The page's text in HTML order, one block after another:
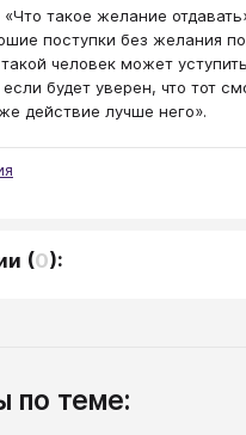
такое желание
поступки без желания
человек может
будет уверен, что тот
действие лучше него».
(0):
по теме: